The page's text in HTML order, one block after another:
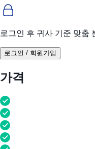
로그인 후 귀사 기준 맞춤
로그인 / 회원가입
가격